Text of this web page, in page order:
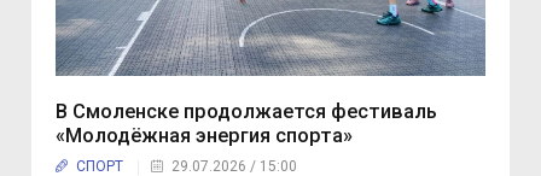
В Смоленске продолжается фестиваль
«Молодёжная энергия спорта»
СПОРТ 29.07.2026 / 15:00